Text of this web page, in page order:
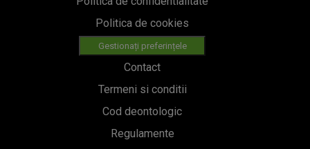
Regulamente
Categorii
Stiri
Emisiuni
Echipa